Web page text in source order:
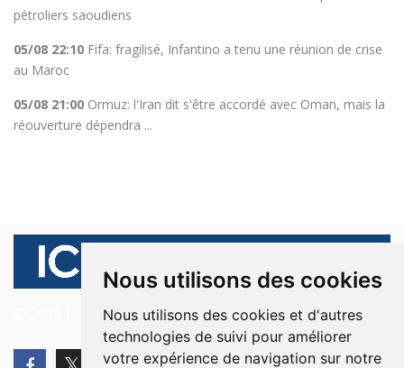
Nous utilisons des cookies
Nous utilisons des cookies et d'autres
technologies de suivi pour améliorer
votre expérience de navigation sur notre
pétroliers saoudiens
05/08 22:10 Fifa: fragilisé, Infantino a tenu une réunion de crise
au Maroc
05/08 21:00 Ormuz: l'Iran dit s'être accordé avec Oman, mais la
réouverture dépendra ...
© 2026 Ici Beyrouth. Tous les droits sont réservés.